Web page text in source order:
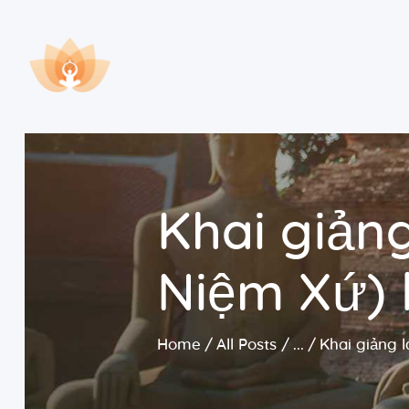
Khai
Niệm Xứ)
Home All Posts ... Khai giảng